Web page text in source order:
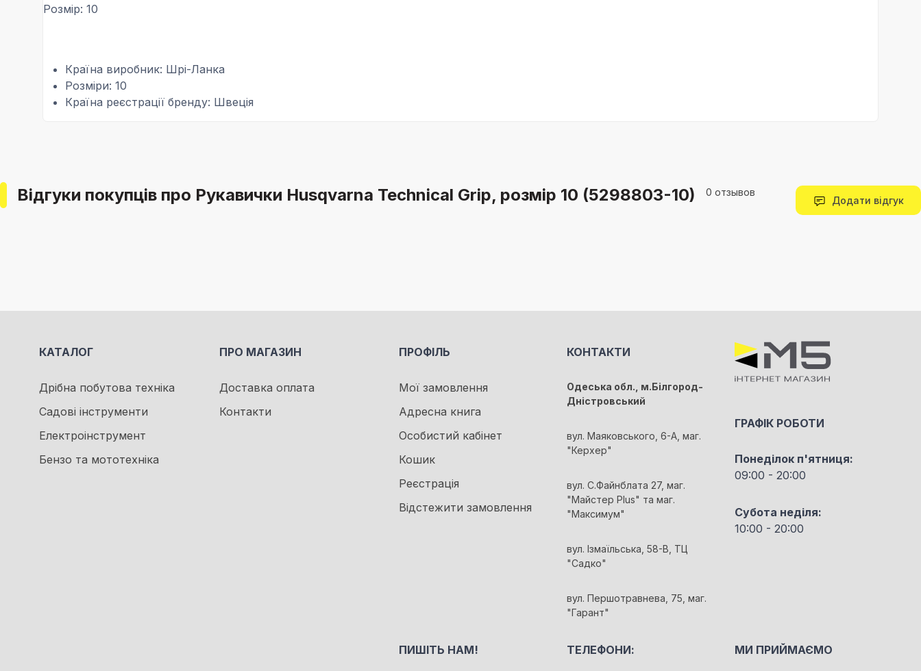
Розмір: 10
Країна виробник: Шрі-Ланка
Розміри: 10
Країна реєстрації бренду: Швеція
Відгуки покупців про Рукавички Husqvarna Technical Grip, розмір 10 (5298803-10) 0 отзывов
Додати відгук
КАТАЛОГ
Дрібна побутова техніка
Садові інструменти
Електроінструмент
Бензо та мототехніка
ПРО МАГАЗИН
Доставка оплата
Контакти
ПРОФІЛЬ
Мої замовлення
Адресна книга
Особистий кабінет
Кошик
Реєстрація
Відстежити замовлення
КОНТАКТИ
Одеська обл., м.Білгород-
Дністровський
вул. Маяковського, 6-А, маг.
"Керхер"
вул. С.Файнблата 27, маг.
"Майстер Plus" та маг.
"Максимум"
вул. Ізмаїльська, 58-В, ТЦ
"Садко"
вул. Першотравнева, 75, маг.
"Гарант"
ГРАФІК РОБОТИ
Понеділок п'ятниця:
09:00 - 20:00
Субота неділя:
10:00 - 20:00
ПИШІТЬ НАМ! ТЕЛЕФОНИ: МИ ПРИЙМАЄМО